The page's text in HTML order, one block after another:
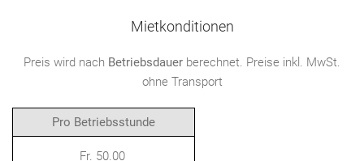
Mietkonditionen
Preis wird nach Betriebsdauer berechnet. Preise inkl. MwSt.
ohne Transport
Pro Betriebsstunde
Fr. 50.00